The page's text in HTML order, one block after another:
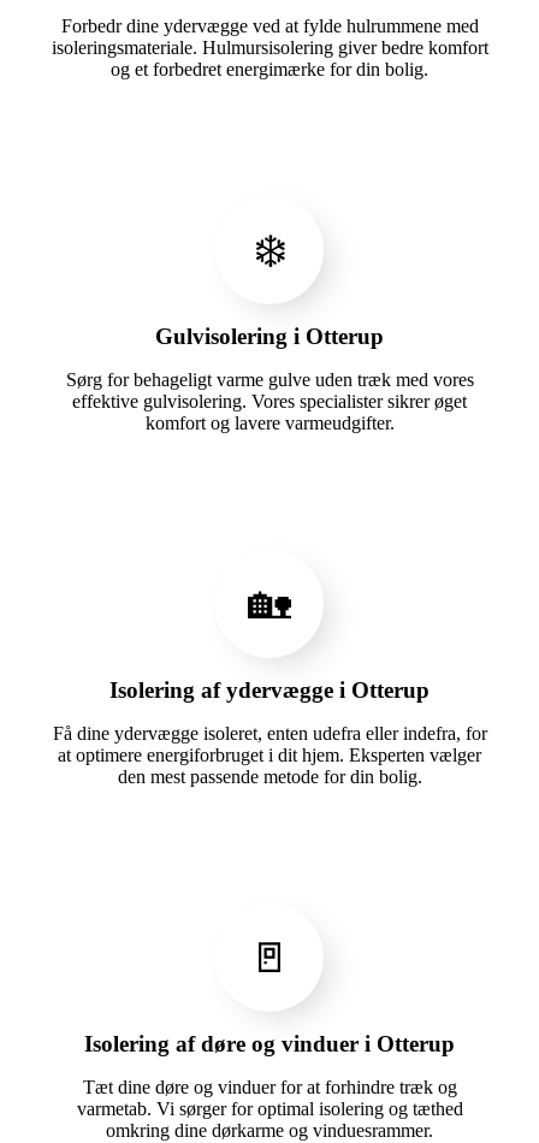
Forbedr dine ydervægge ved at fylde hulrummene med
isoleringsmateriale. Hulmursisolering giver bedre komfort
og et forbedret energimærke for din bolig.
❄️
Gulvisolering i Otterup
Sørg for behageligt varme gulve uden træk med vores
effektive gulvisolering. Vores specialister sikrer øget
komfort og lavere varmeudgifter.
🏡
Isolering af ydervægge i Otterup
Få dine ydervægge isoleret, enten udefra eller indefra, for
at optimere energiforbruget i dit hjem. Eksperten vælger
den mest passende metode for din bolig.
🚪
Isolering af døre og vinduer i Otterup
Tæt dine døre og vinduer for at forhindre træk og
varmetab. Vi sørger for optimal isolering og tæthed
omkring dine dørkarme og vinduesrammer.